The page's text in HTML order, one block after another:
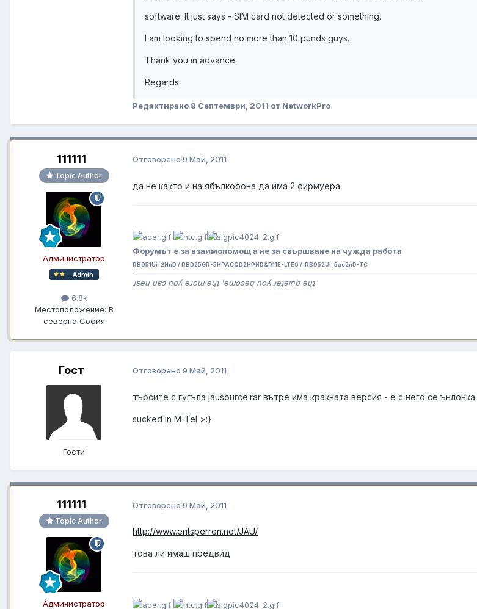
software. It just says - SIM card not detected or something.
I am looking to spend no more than 10 punds guys.
Thank you in advance.
Regards.
Редактирано 8 Септември, 2011 от NetworkPro
111111
Topic Author
Администратор
6.8k
Местоположение: В
северна София
Отговорено 9 Май, 2011
да не както и на ябълкофона да има 2 фирмуера
Форумът е за взаимопомощ а не за свършване на чужда работа
RB951Ui-2HnD / RBD25GR-5HPACQD2HPND&R11E-LTE6 / RB952Ui-5ac2nD-TC
ɹɐǝɥ uɐɔ noʎ ǝɹoɯ ǝɥʇ 'ǝɯoɔǝq noʎ ɹǝʇǝınb ǝɥʇ
Гост
Гости
Отговорено 9 Май, 2011
търсите с гугъла jausource.rar вътре има кракната версия - е с него се ънлонка
sucked in M-Tel >:}
111111
Topic Author
Администратор
Отговорено 9 Май, 2011
http://www.entsperren.net/JAU/
това ли имаш предвид